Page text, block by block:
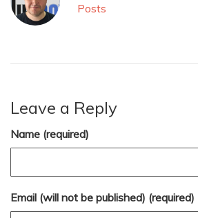
Posts
Leave a Reply
Name (required)
Email (will not be published) (required)